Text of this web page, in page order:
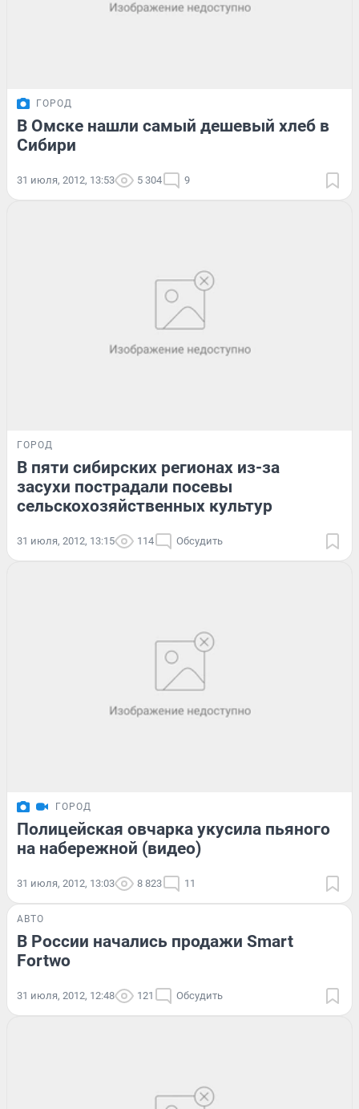
ГОРОД
В Омске нашли самый дешевый хлеб в
Сибири
31 июля, 2012, 13:53 5 304 9
ГОРОД
В пяти сибирских регионах из-за
засухи пострадали посевы
сельскохозяйственных культур
31 июля, 2012, 13:15 114 Обсудить
ГОРОД
Полицейская овчарка укусила пьяного
на набережной (видео)
31 июля, 2012, 13:03 8 823 11
АВТО
В России начались продажи Smart
Fortwo
31 июля, 2012, 12:48 121 Обсудить